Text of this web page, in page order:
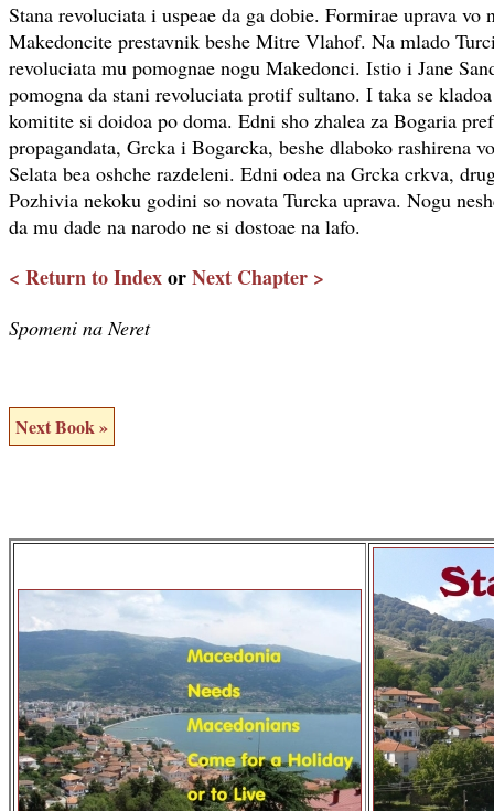
Stana revoluciata i uspeae da ga dobie. Formirae uprava vo
Makedoncite prestavnik beshe Mitre Vlahof. Na mlado
revoluciata mu pomognae nogu Makedonci. Istio i Jane
pomogna da stani revoluciata protif sultano. I taka se
komitite si doidoa po doma. Edni sho zhalea za Bogaria
propagandata, Grcka i Bogarcka, beshe dlaboko rashirena
Selata bea oshche razdeleni. Edni odea na Grcka crkva,
Pozhivia nekoku godini so novata Turcka uprava. Nogu
da mu dade na narodo ne si dostoae na lafo.
< Return to IndexorNext Chapter >
Spomeni na Neret
Next Book »